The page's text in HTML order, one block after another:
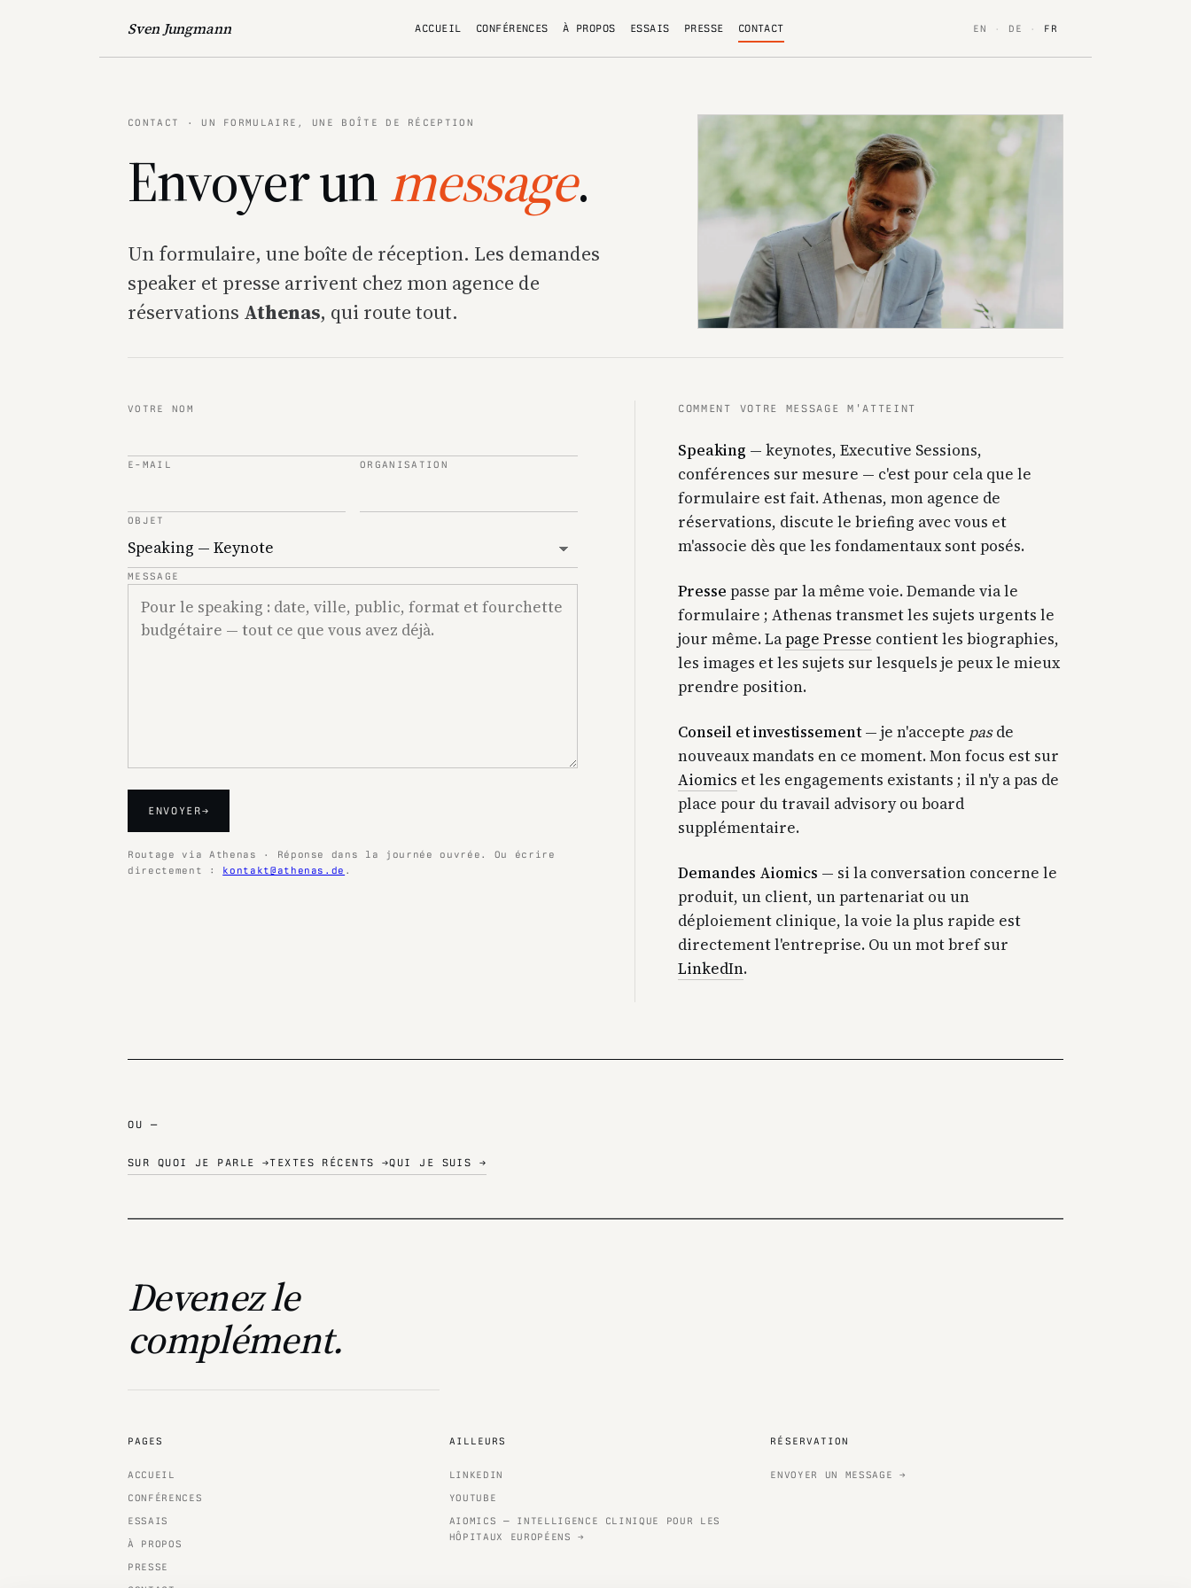
Sven Jungmann ACCUEIL CONFÉRENCES À PROPOS ESSAIS PRESSE CONTACT EN · DE · FR
CONTACT · UN FORMULAIRE, UNE BOÎTE DE RÉCEPTION
Envoyer unmessage.
Un formulaire, une boîte de réception. Les demandes
speaker et presse arrivent chez mon agence de
réservations Athenas, qui route tout.
VOTRE NOM
E-MAIL ORGANISATION
OBJET
MESSAGE
ENVOYER→
Routage via Athenas · Réponse dans la journée ouvrée. Ou écrire
directement : kontakt@athenas.de .
COMMENT VOTRE MESSAGE M'ATTEINT
Speaking — keynotes, Executive Sessions,
conférences sur mesure — c'est pour cela que le
formulaire est fait. Athenas, mon agence de
réservations, discute le briefing avec vous et
m'associe dès que les fondamentaux sont posés.
Presse passe par la même voie. Demande via le
formulaire ; Athenas transmet les sujets urgents le
jour même. Lapage Presse contient les biographies,
les images et les sujets sur lesquels je peux le mieux
prendre position.
Conseil et investissement— je n'accepte pasde
nouveaux mandats en ce moment. Mon focus est sur
Aiomics et les engagements existants ; il n'y a pas de
place pour du travail advisory ou board
supplémentaire.
Demandes Aiomics — si la conversation concerne le
produit, un client, un partenariat ou un
déploiement clinique, la voie la plus rapide est
directement l'entreprise. Ou un mot bref sur
LinkedIn.
OU —
SUR QUOI JE PARLE →TEXTES RÉCENTS →QUI JE SUIS →
Devenez le
complément.
PAGES
ACCUEIL
CONFÉRENCES
ESSAIS
À PROPOS
PRESSE
AILLEURS
LINKEDIN
YOUTUBE
AIOMICS — INTELLIGENCE CLINIQUE POUR LES
HÔPITAUX EUROPÉENS →
RÉSERVATION
ENVOYER UN MESSAGE →